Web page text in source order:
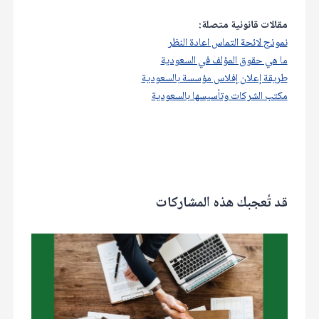
مقالات قانونية متصلة:
نموذج لائحة التماس اعادة النظر
ما هي حقوق المؤلف في السعودية
طريقة إعلان إفلاس مؤسسة بالسعودية
مكتب الشركات وتأسيسها بالسعودية
قد تُعجبك هذه المشاركات